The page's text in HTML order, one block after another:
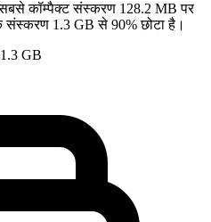
कॉम्पैक्ट संस्करण 128.2 MB पर
संस्करण 1.3 GB से 90% छोटा है।
1.3 GB